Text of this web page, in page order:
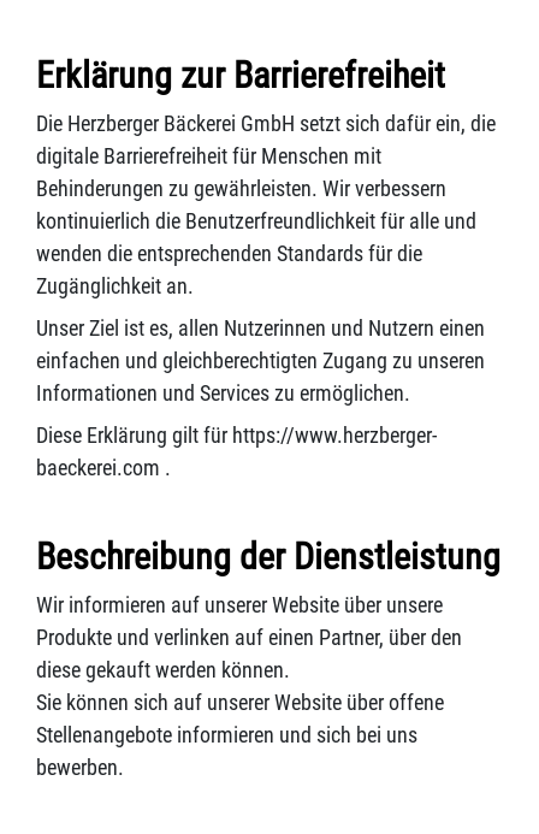
Erklärung zur Barrierefreiheit
Die Herzberger Bäckerei GmbH setzt sich dafür ein, die
digitale Barrierefreiheit für Menschen mit
Behinderungen zu gewährleisten. Wir verbessern
kontinuierlich die Benutzerfreundlichkeit für alle und
wenden die entsprechenden Standards für die
Zugänglichkeit an.
Unser Ziel ist es, allen Nutzerinnen und Nutzern einen
einfachen und gleichberechtigten Zugang zu unseren
Informationen und Services zu ermöglichen.
Diese Erklärung gilt für https://www.herzberger-
baeckerei.com .
Beschreibung der Dienstleistung
Wir informieren auf unserer Website über unsere
Produkte und verlinken auf einen Partner, über den
diese gekauft werden können.
Sie können sich auf unserer Website über offene
Stellenangebote informieren und sich bei uns
bewerben.